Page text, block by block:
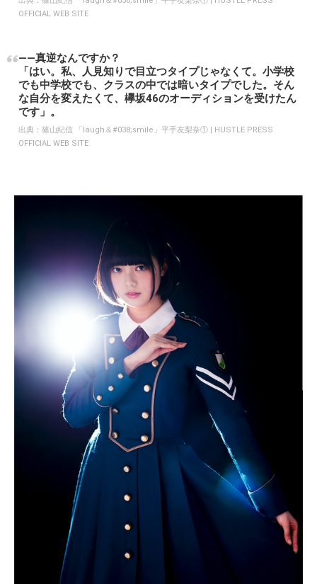
OFFICIAL WEB SITE
――真逆なんですか？
「はい。私、人見知りで目立つタイプじゃなくて。小学校
でも中学校でも、クラスの中では暗いタイプでした。そん
な自分を変えたくて、欅坂46のオーディションを受けたん
です」。
出典： 篠山紀信 「laugh＆#038;smile」平手友梨奈① | HUSTLE PRESS
OFFICIAL WEB SITE